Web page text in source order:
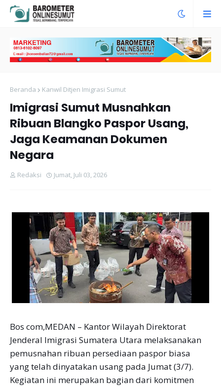
Beranda Kanwil Ditjen Imigrasi Sumut
Imigrasi Sumut Musnahkan
Ribuan Blangko Paspor Usang,
Jaga Keamanan Dokumen
Negara
Redaksi Jumat, Juli 03, 2026
Bos com,MEDAN – Kantor Wilayah Direktorat
Jenderal Imigrasi Sumatera Utara melaksanakan
pemusnahan ribuan persediaan paspor biasa
yang telah dinyatakan usang pada Jumat (3/7).
Kegiatan ini merupakan bagian dari komitmen